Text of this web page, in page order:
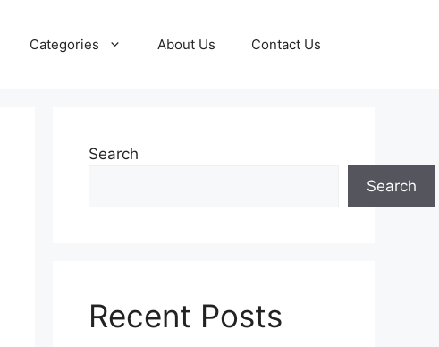
Categories About Us Contact Us
Search
Search
Recent Posts